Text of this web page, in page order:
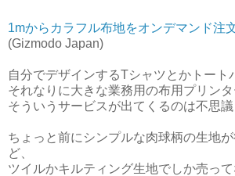
1mからカラフル布地をオンデマンド注
(Gizmodo Japan)
自分でデザインするTシャツとかトート
それなりに大きな業務用の布用プリンタ
そういうサービスが出てくるのは不思議
ちょっと前にシンプルな肉球柄の生地
ど、
ツイルかキルティング生地でしか売って